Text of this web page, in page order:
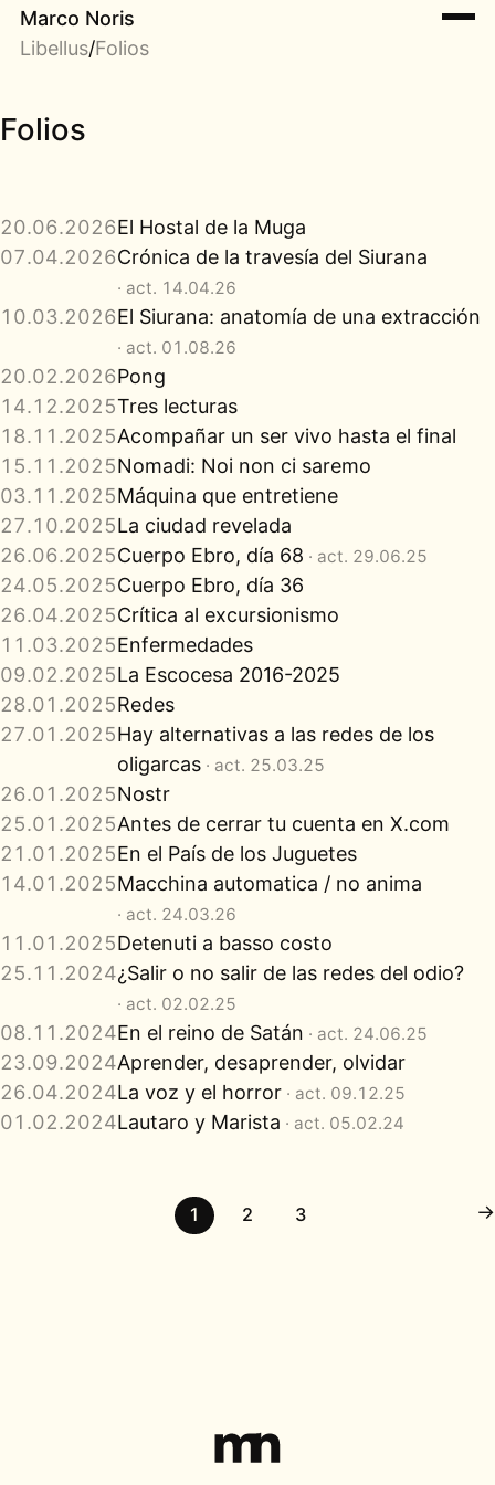
Marco Noris
Libellus/Folios
Folios
20.06.2026El Hostal de la Muga
07.04.2026Crónica de la travesía del Siurana
· act. 14.04.26
10.03.2026El Siurana: anatomía de una extracción
· act. 01.08.26
20.02.2026Pong
14.12.2025Tres lecturas
18.11.2025Acompañar un ser vivo hasta el final
15.11.2025Nomadi: Noi non ci saremo
03.11.2025Máquina que entretiene
27.10.2025La ciudad revelada
26.06.2025Cuerpo Ebro, día 68 · act. 29.06.25
24.05.2025Cuerpo Ebro, día 36
26.04.2025Crítica al excursionismo
11.03.2025Enfermedades
09.02.2025La Escocesa 2016-2025
28.01.2025Redes
27.01.2025Hay alternativas a las redes de los
oligarcas · act. 25.03.25
26.01.2025Nostr
25.01.2025Antes de cerrar tu cuenta en X.com
21.01.2025En el País de los Juguetes
14.01.2025Macchina automatica / no anima
· act. 24.03.26
11.01.2025Detenuti a basso costo
25.11.2024¿Salir o no salir de las redes del odio?
· act. 02.02.25
08.11.2024En el reino de Satán · act. 24.06.25
23.09.2024Aprender, desaprender, olvidar
26.04.2024La voz y el horror · act. 09.12.25
01.02.2024Lautaro y Marista · act. 05.02.24
1 2 3 →